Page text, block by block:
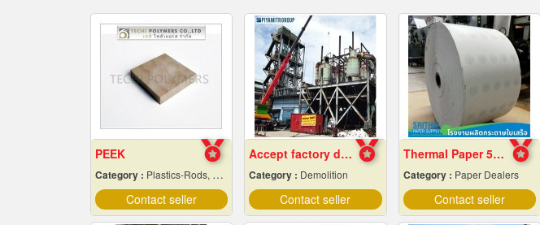
PEEK
Category : Plastics-Rods, Tubes, Sheets, Etc, Supply Centers
Contact seller
Accept factory demolition
Category : Demolition
Contact seller
Thermal Paper 57x80 Wholesale Price
Category : Paper Dealers
Contact seller